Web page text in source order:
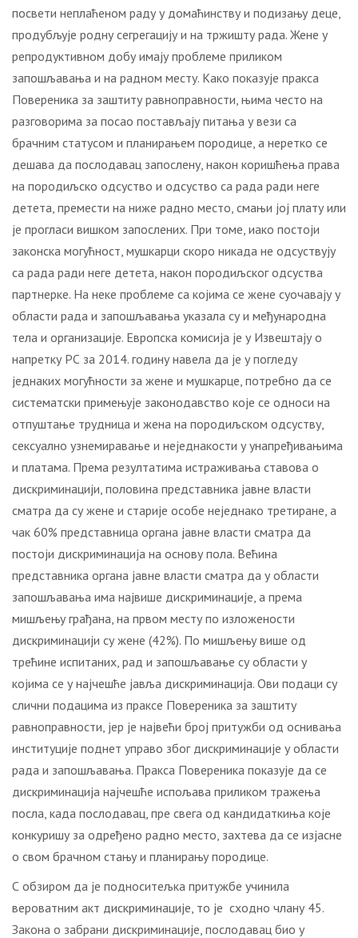
посвети неплаћеном раду у домаћинству и подизању деце,
продубљује родну сегрегацију и на тржишту рада. Жене у
репродуктивном добу имају проблеме приликом
запошљавања и на радном месту. Како показује пракса
Повереника за заштиту равноправности, њима често на
разговорима за посао постављају питања у вези са
брачним статусом и планирањем породице, а неретко се
дешава да послодавац запослену, након коришћења права
на породиљско одсуство и одсуство са рада ради неге
детета, премести на ниже радно место, смањи јој плату или
је прогласи вишком запослених. При томе, иако постоји
законска могућност, мушкарци скоро никада не одсуствују
са рада ради неге детета, након породиљског одсуства
партнерке. На неке проблеме са којима се жене суочавају у
области рада и запошљавања указала су и међународна
тела и организације. Европска комисија је у Извештају о
напретку РС за 2014. годину навела да је у погледу
једнаких могућности за жене и мушкарце, потребно да се
систематски примењује законодавство које се односи на
отпуштање трудница и жена на породиљском одсуству,
сексуално узнемиравање и неједнакости у унапређивањима
и платама. Према резултатима истраживања ставова о
дискриминацији, половина представника јавне власти
сматра да су жене и старије особе неједнако третиране, а
чак 60% представница органа јавне власти сматра да
постоји дискриминација на основу пола. Већина
представника органа јавне власти сматра да у области
запошљавања има највише дискриминације, а према
мишљењу грађана, на првом месту по изложености
дискриминацији су жене (42%). По мишљењу више од
трећине испитаних, рад и запошљавање су области у
којима се у најчешће јавља дискриминација. Ови подаци су
слични подацима из праксе Повереника за заштиту
равноправности, јер је највећи број притужби од оснивања
институције поднет управо због дискриминације у области
рада и запошљавања. Пракса Повереника показује да се
дискриминација најчешће испољава приликом тражења
посла, када послодавац, пре свега од кандидаткиња које
конкуришу за одређено радно место, захтева да се изјасне
о свом брачном стању и планирању породице.
С обзиром да је подноситељка притужбе учинила
вероватним акт дискриминације, то је сходно члану 45.
Закона о забрани дискриминације, послодавац био у